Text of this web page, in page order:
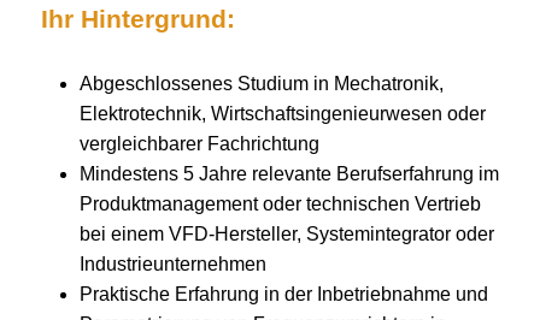
Ihr Hintergrund:
Abgeschlossenes Studium in Mechatronik,
Elektrotechnik, Wirtschaftsingenieurwesen oder
vergleichbarer Fachrichtung
Mindestens 5 Jahre relevante Berufserfahrung im
Produktmanagement oder technischen Vertrieb
bei einem VFD-Hersteller, Systemintegrator oder
Industrieunternehmen
Praktische Erfahrung in der Inbetriebnahme und